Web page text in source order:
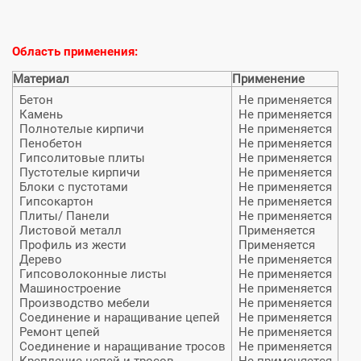
Область применения:
Материал
Применение
Бетон
Камень
Полнотелые кирпичи
Пенобетон
Гипсолитовые плиты
Пустотелые кирпичи
Блоки с пустотами
Гипсокартон
Плиты/ Панели
Листовой металл
Профиль из жести
Дерево
Гипсоволоконные листы
Машиностроение
Производство мебели
Соединение и наращивание цепей
Ремонт цепей
Соединение и наращивание тросов
Не применяется
Не применяется
Не применяется
Не применяется
Не применяется
Не применяется
Не применяется
Не применяется
Не применяется
Применяется
Применяется
Не применяется
Не применяется
Не применяется
Не применяется
Не применяется
Не применяется
Не применяется